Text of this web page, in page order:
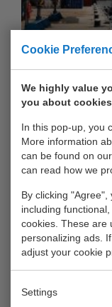
Cookie
We highly value
you about
In this pop-up, you
More information
can be found on
can read how we
By clicking "Agree",
including
cookies. These are
personalizing ads.
adjust your cookie
Settings
Rotterdam, 18
breidt haar 24 uurs
Met ingang van
opengesteld
uitbreiding is
succes van de
“Depot 2”. Indien
kunnen ook via de
worden.
General Manager
Terminals: “De
mogelijkheden aan